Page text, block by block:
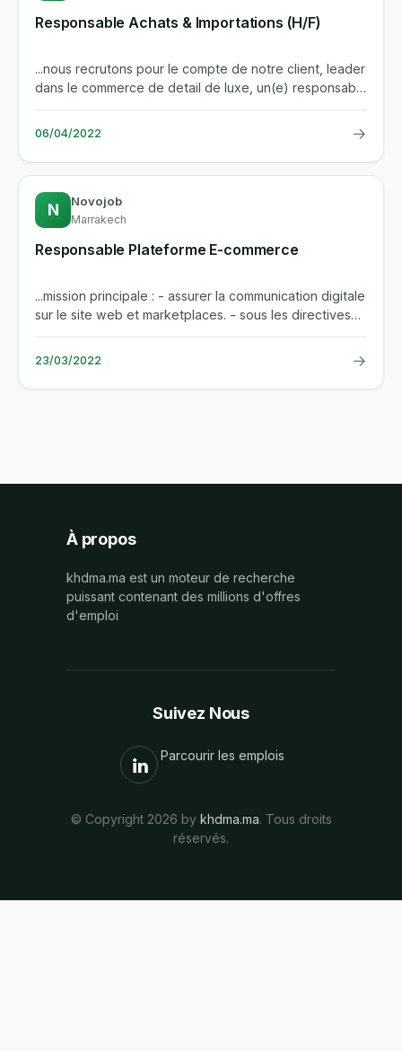
Responsable Achats & Importations (H/F)
...nous recrutons pour le compte de notre client, leader
dans le commerce de detail de luxe, un(e) responsable
achats &...
06/04/2022 →
N Novojob
Marrakech
Responsable Plateforme E-commerce
...mission principale : - assurer la communication digitale
sur le site web et marketplaces. - sous les directives
de la...
23/03/2022 →
À propos
khdma.ma est un moteur de recherche
puissant contenant des millions d'offres
d'emploi
Suivez Nous
Parcourir les emplois
© Copyright 2026 by khdma.ma. Tous droits
réservés.